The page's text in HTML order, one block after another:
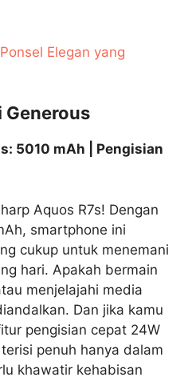
Elegan yang
Generous
5010 mAh | Pengisian
Aquos R7s! Dengan
smartphone ini
cukup untuk menemani
hari. Apakah bermain
menjelajahi media
Dan jika kamu
pengisian cepat 24W
penuh hanya dalam
khawatir kehabisan